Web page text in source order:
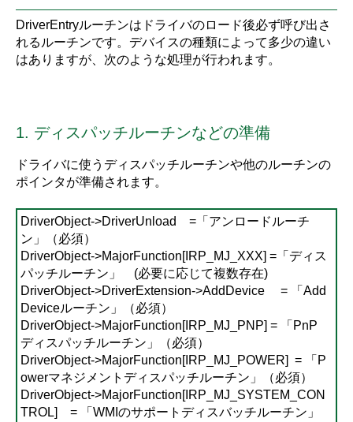
DriverEntryルーチンはドライバのロード後必ず呼び出さ
れるルーチンです。デバイスの種類によって多少の違い
はありますが、次のような処理が行われます。
1. ディスパッチルーチンなどの準備
ドライバに使うディスパッチルーチンや他のルーチンの
ポインタが準備されます。
DriverObject->DriverUnload =「アンロードルーチ
ン」（必須）
DriverObject->MajorFunction[IRP_MJ_XXX] =「ディス
パッチルーチン」 (必要に応じて複数存在)
DriverObject->DriverExtension->AddDevice = 「Add
Deviceルーチン」（必須）
DriverObject->MajorFunction[IRP_MJ_PNP] = 「PnP
ディスパッチルーチン」（必須）
DriverObject->MajorFunction[IRP_MJ_POWER] = 「P
owerマネジメントディスパッチルーチン」（必須）
DriverObject->MajorFunction[IRP_MJ_SYSTEM_CON
TROL] = 「WMIのサポートディスバッチルーチン」